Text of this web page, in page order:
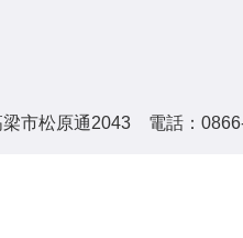
市松原通2043 電話：